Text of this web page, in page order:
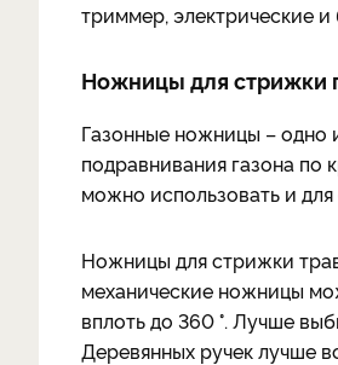
триммер, электрические
Ножницы для стрижки
Газонные ножницы – одно
подравнивания газона по
можно использовать и
Ножницы для стрижки
механические ножницы
вплоть до 360 °. Лучше
Деревянных ручек лучше